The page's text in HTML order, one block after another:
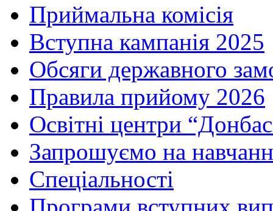
Приймальна комісія
Вступна кампанія 2025
Обсяги державного
Правила прийому 2026
Освітні центри
Запрошуємо на
Спеціальності